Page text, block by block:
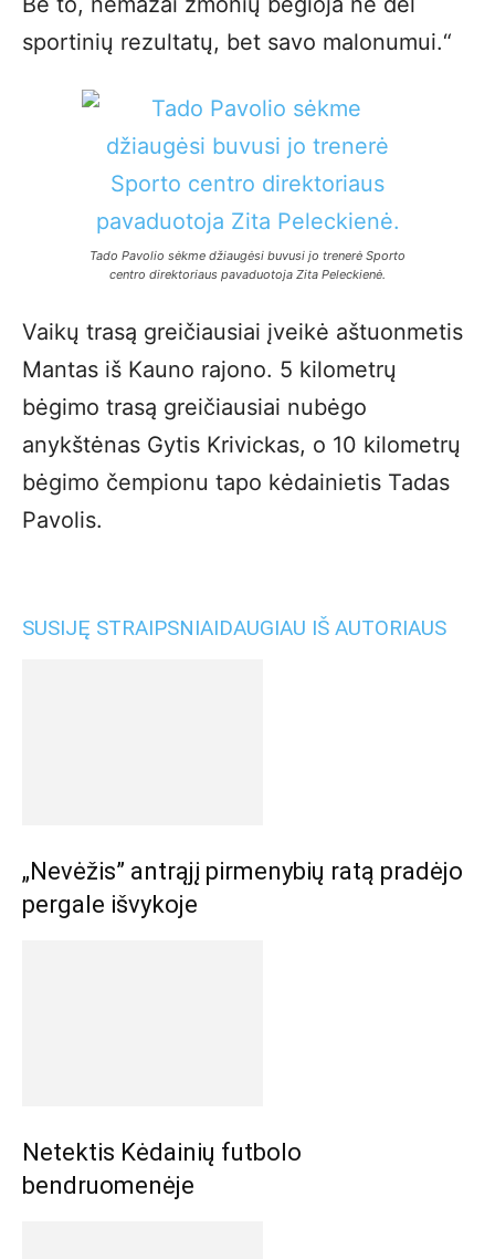
sportinių rezultatų, bet savo malonumui.“
Tado Pavolio sėkme džiaugėsi buvusi jo trenerė Sporto
centro direktoriaus pavaduotoja Zita Peleckienė.
Vaikų trasą greičiausiai įveikė aštuonmetis
Mantas iš Kauno rajono. 5 kilometrų
bėgimo trasą greičiausiai nubėgo
anykštėnas Gytis Krivickas, o 10 kilometrų
bėgimo čempionu tapo kėdainietis Tadas
Pavolis.
SUSIJĘ STRAIPSNIAIDAUGIAU IŠ AUTORIAUS
„Nevėžis” antrąjį pirmenybių ratą pradėjo
pergale išvykoje
Netektis Kėdainių futbolo
bendruomenėje